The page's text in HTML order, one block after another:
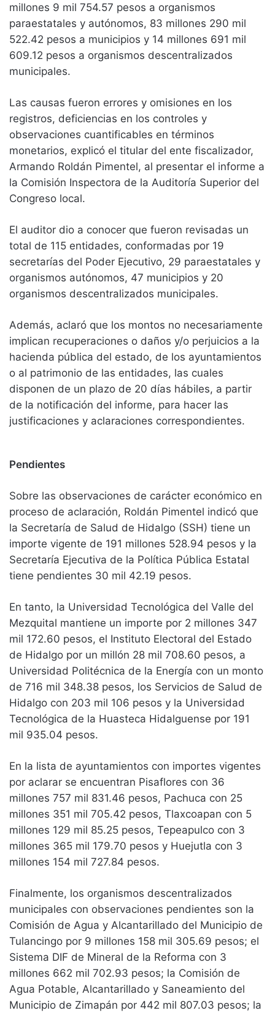
millones 9 mil 754.57 pesos a organismos
paraestatales y autónomos, 83 millones 290 mil
522.42 pesos a municipios y 14 millones 691 mil
609.12 pesos a organismos descentralizados
municipales.
Las causas fueron errores y omisiones en los
registros, deficiencias en los controles y
observaciones cuantificables en términos
monetarios, explicó el titular del ente fiscalizador,
Armando Roldán Pimentel, al presentar el informe a
la Comisión Inspectora de la Auditoría Superior del
Congreso local.
El auditor dio a conocer que fueron revisadas un
total de 115 entidades, conformadas por 19
secretarías del Poder Ejecutivo, 29 paraestatales y
organismos autónomos, 47 municipios y 20
organismos descentralizados municipales.
Además, aclaró que los montos no necesariamente
implican recuperaciones o daños y/o perjuicios a la
hacienda pública del estado, de los ayuntamientos
o al patrimonio de las entidades, las cuales
disponen de un plazo de 20 días hábiles, a partir
de la notificación del informe, para hacer las
justificaciones y aclaraciones correspondientes.
Pendientes
Sobre las observaciones de carácter económico en
proceso de aclaración, Roldán Pimentel indicó que
la Secretaría de Salud de Hidalgo (SSH) tiene un
importe vigente de 191 millones 528.94 pesos y la
Secretaría Ejecutiva de la Política Pública Estatal
tiene pendientes 30 mil 42.19 pesos.
En tanto, la Universidad Tecnológica del Valle del
Mezquital mantiene un importe por 2 millones 347
mil 172.60 pesos, el Instituto Electoral del Estado
de Hidalgo por un millón 28 mil 708.60 pesos, a
Universidad Politécnica de la Energía con un monto
de 716 mil 348.38 pesos, los Servicios de Salud de
Hidalgo con 203 mil 106 pesos y la Universidad
Tecnológica de la Huasteca Hidalguense por 191
mil 935.04 pesos.
En la lista de ayuntamientos con importes vigentes
por aclarar se encuentran Pisaflores con 36
millones 757 mil 831.46 pesos, Pachuca con 25
millones 351 mil 705.42 pesos, Tlaxcoapan con 5
millones 129 mil 85.25 pesos, Tepeapulco con 3
millones 365 mil 179.70 pesos y Huejutla con 3
millones 154 mil 727.84 pesos.
Finalmente, los organismos descentralizados
municipales con observaciones pendientes son la
Comisión de Agua y Alcantarillado del Municipio de
Tulancingo por 9 millones 158 mil 305.69 pesos; el
Sistema DIF de Mineral de la Reforma con 3
millones 662 mil 702.93 pesos; la Comisión de
Agua Potable, Alcantarillado y Saneamiento del
Municipio de Zimapán por 442 mil 807.03 pesos; la